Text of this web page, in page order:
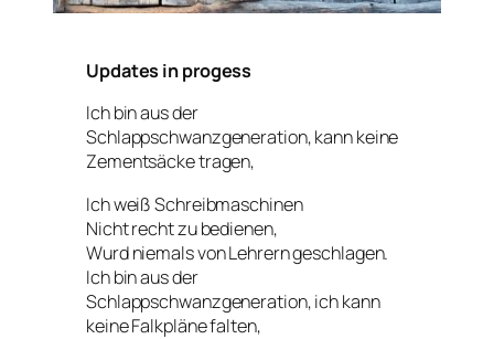
Updates in progess
Ich bin aus der
Schlappschwanzgeneration, kann keine
Zementsäcke tragen,
Ich weiß Schreibmaschinen
Nicht recht zu bedienen,
Wurd niemals von Lehrern geschlagen.
Ich bin aus der
Schlappschwanzgeneration, ich kann
keine Falkpläne falten,